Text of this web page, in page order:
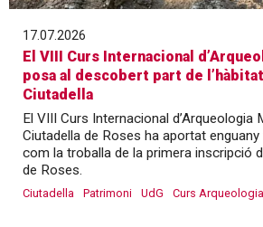
17.07.2026
El VIII Curs Internacional
posa al descobert part de
Ciutadella
El VIII Curs Internacional d’Arqueologia
Ciutadella de Roses ha aportat
com la troballa de la primera inscripció
de Roses.
Ciutadella Patrimoni UdG Curs Arqueologia